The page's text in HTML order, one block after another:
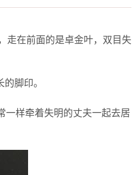
走在前面的是卓金叶，双目失
脚印。
一样牵着失明的丈夫一起去居